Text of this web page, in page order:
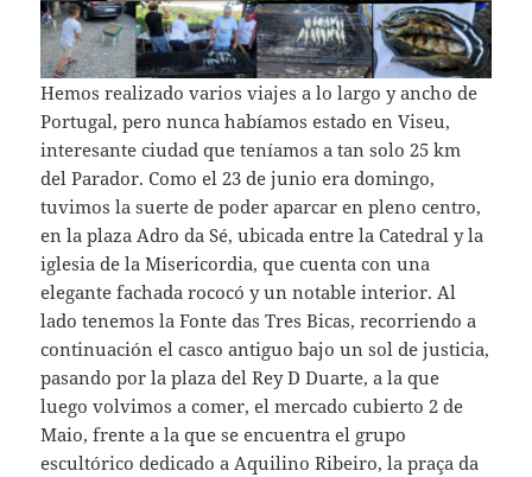
Hemos realizado varios viajes a lo largo y ancho de
Portugal, pero nunca habíamos estado en Viseu,
interesante ciudad que teníamos a tan solo 25 km
del Parador. Como el 23 de junio era domingo,
tuvimos la suerte de poder aparcar en pleno centro,
en la plaza Adro da Sé, ubicada entre la Catedral y la
iglesia de la Misericordia, que cuenta con una
elegante fachada rococó y un notable interior. Al
lado tenemos la Fonte das Tres Bicas, recorriendo a
continuación el casco antiguo bajo un sol de justicia,
pasando por la plaza del Rey D Duarte, a la que
luego volvimos a comer, el mercado cubierto 2 de
Maio, frente a la que se encuentra el grupo
escultórico dedicado a Aquilino Ribeiro, la praça da